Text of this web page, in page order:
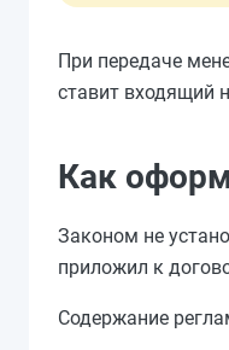
При передаче
ставит входящий
Как
Законом не
приложил к
Содержание